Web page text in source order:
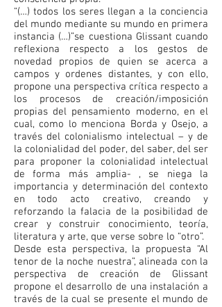
“(…) todos los seres llegan a la conciencia
del mundo mediante su mundo en primera
instancia (…)”se cuestiona Glissant cuando
reflexiona respecto a los gestos de
novedad propios de quien se acerca a
campos y ordenes distantes, y con ello,
propone una perspectiva crítica respecto a
los procesos de creación/imposición
propias del pensamiento moderno, en el
cual, como lo menciona Borda y Osejo, a
través del colonialismo intelectual – y de
la colonialidad del poder, del saber, del ser
para proponer la colonialidad intelectual
de forma más amplia- , se niega la
importancia y determinación del contexto
en todo acto creativo, creando y
reforzando la falacia de la posibilidad de
crear y construir conocimiento, teoría,
literatura y arte, que verse sobre lo “otro”.
Desde esta perspectiva, la propuesta “Al
tenor de la noche nuestra”, alineada con la
perspectiva de creación de Glissant
propone el desarrollo de una instalación a
través de la cual se presente el mundo de